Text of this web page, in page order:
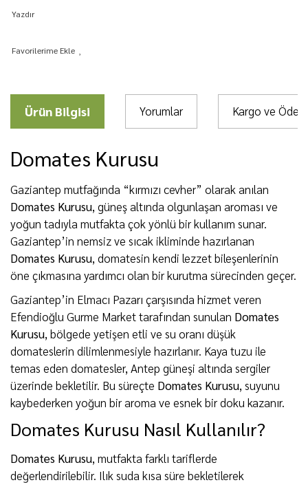
Yazdır
Ürün Bilgisi Yorumlar Kargo ve
Domates Kurusu
Gaziantep mutfağında “kırmızı cevher” olarak anılan
Domates Kurusu, güneş altında olgunlaşan aroması ve
yoğun tadıyla mutfakta çok yönlü bir kullanım sunar.
Gaziantep’in nemsiz ve sıcak ikliminde hazırlanan
Domates Kurusu, domatesin kendi lezzet bileşenlerinin
öne çıkmasına yardımcı olan bir kurutma sürecinden geçer.
Gaziantep’in Elmacı Pazarı çarşısında hizmet veren
Efendioğlu Gurme Market tarafından sunulan Domates
Kurusu, bölgede yetişen etli ve su oranı düşük
domateslerin dilimlenmesiyle hazırlanır. Kaya tuzu ile
temas eden domatesler, Antep güneşi altında sergiler
üzerinde bekletilir. Bu süreçte Domates Kurusu, suyunu
kaybederken yoğun bir aroma ve esnek bir doku kazanır.
Domates Kurusu Nasıl Kullanılır?
Domates Kurusu, mutfakta farklı tariflerde
değerlendirilebilir. Ilık suda kısa süre bekletilerek